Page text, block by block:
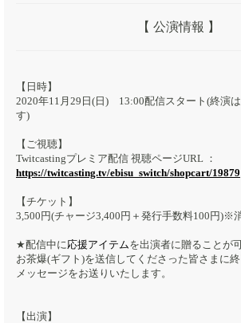
【 公演情報 】
【日時】
2020年11月29日(日) 13:00配信スタート(終演
す)
【ご視聴】
Twitcastingプレミア配信 視聴ページURL ：
https://twitcasting.tv/ebisu_switch/shopcart/19879
【チケット】
3,500円(チャージ3,400円＋発行手数料100円)※
★配信中に 応援アイテムを出演者に贈ることが
お茶爆(ギフト)を送信してくださった皆さまに
メッセージをお送りいたします。
【出演】